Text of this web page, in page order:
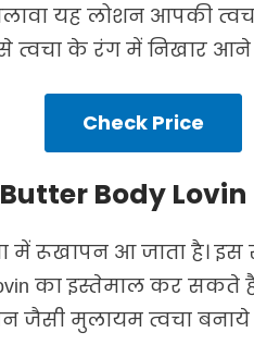
यह लोशन आपकी
त्वचा के रंग में निखार आने
Check Price
Body Lovin
में रूखापन आ जाता है।
Lovin का इस्तेमाल कर सकते
जैसी मुलायम त्वचा